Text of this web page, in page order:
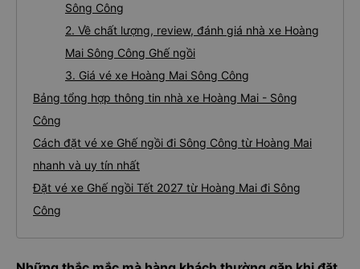
Sông Công
2. Về chất lượng, review, đánh giá nhà xe Hoàng
Mai Sông Công Ghế ngồi
3. Giá vé xe Hoàng Mai Sông Công
Bảng tổng hợp thông tin nhà xe Hoàng Mai - Sông
Công
Cách đặt vé xe Ghế ngồi đi Sông Công từ Hoàng Mai
nhanh và uy tín nhất
Đặt vé xe Ghế ngồi Tết 2027 từ Hoàng Mai đi Sông
Công